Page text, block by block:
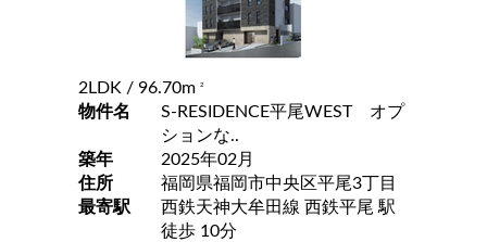
2LDK / 96.70m 2
物件名
S-RESIDENCE平尾WEST オプ
ションな..
築年
2025年02月
住所
福岡県福岡市中央区平尾3丁目
最寄駅
西鉄天神大牟田線 西鉄平尾 駅
徒歩 10分